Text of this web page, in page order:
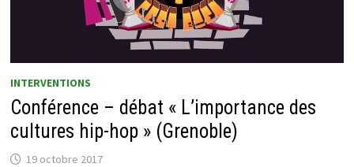
INTERVENTIONS
Conférence – débat « L’importance des
cultures hip-hop » (Grenoble)
19 octobre 2017